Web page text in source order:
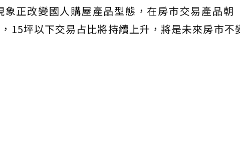
正改變國人購屋產品型態，在房市交易產品朝
15坪以下交易占比將持續上升，將是未來房市不